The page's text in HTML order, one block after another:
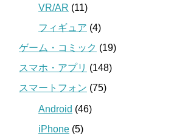
VR/AR (11)
フィギュア (4)
ゲーム・コミック (19)
スマホ・アプリ (148)
スマートフォン (75)
Android (46)
iPhone (5)